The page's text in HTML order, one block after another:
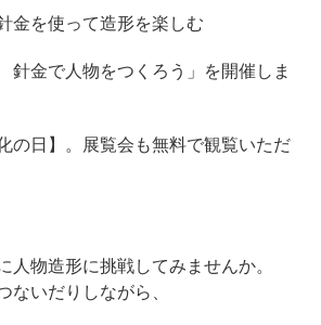
金を使って造形を楽しむ
針金で人物をつくろう」を開催しま
の日】。展覧会も無料で観覧いただ
人物造形に挑戦してみませんか。
いだりしながら、